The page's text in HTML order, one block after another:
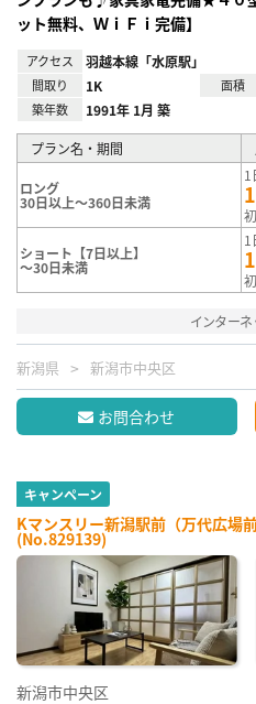
ット無料、ＷｉＦｉ完備】
アクセス 羽越本線「水原駅」
間取り 1K 面積
築年数 1991年 1月 築
プラン名・期間
ロング
30日以上～360日未満
1
ショート【7日以上】
～30日未満
1
インター
新潟県 新潟市中央区
お問合わせ
キャンペーン
Kマンスリー新潟駅前（万代広場
(No.829139)
新潟市中央区